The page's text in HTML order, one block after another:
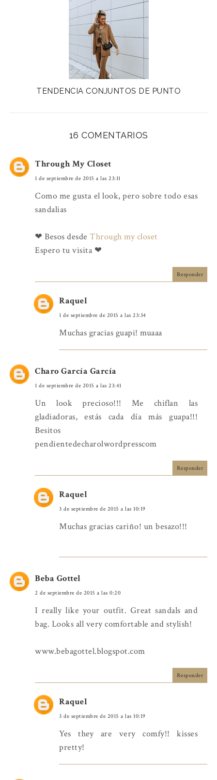
TENDENCIA CONJUNTOS DE PUNTO
16 COMENTARIOS
Through My Closet
1 de septiembre de 2015 a las 23:11
Como me gusta el look, pero sobre todo esas
sandalias
❤ Besos desde Through my closet
Espero tu visita ❤
Responder
Raquel
1 de septiembre de 2015 a las 23:34
Muchas gracias guapi! muaaa
Charo García García
1 de septiembre de 2015 a las 23:41
Un look precioso!!! Me chiflan las
gladiadoras, estás cada día más guapa!!!
Besitos
pendientedecharolwordpresscom
Responder
Raquel
3 de septiembre de 2015 a las 10:19
Muchas gracias cariño! un besazo!!!
Beba Gottel
2 de septiembre de 2015 a las 0:20
I really like your outfit. Great sandals and
bag. Looks all very comfortable and stylish!
www.bebagottel.blogspot.com
Responder
Raquel
3 de septiembre de 2015 a las 10:19
Yes they are very comfy!! kisses
pretty!